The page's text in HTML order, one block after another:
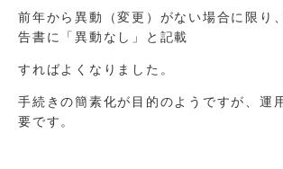
前年から異動（変更）がない場合に限り
告書に「異動なし」と記載
すればよくなりました。
手続きの簡素化が目的のようですが、運
要です。